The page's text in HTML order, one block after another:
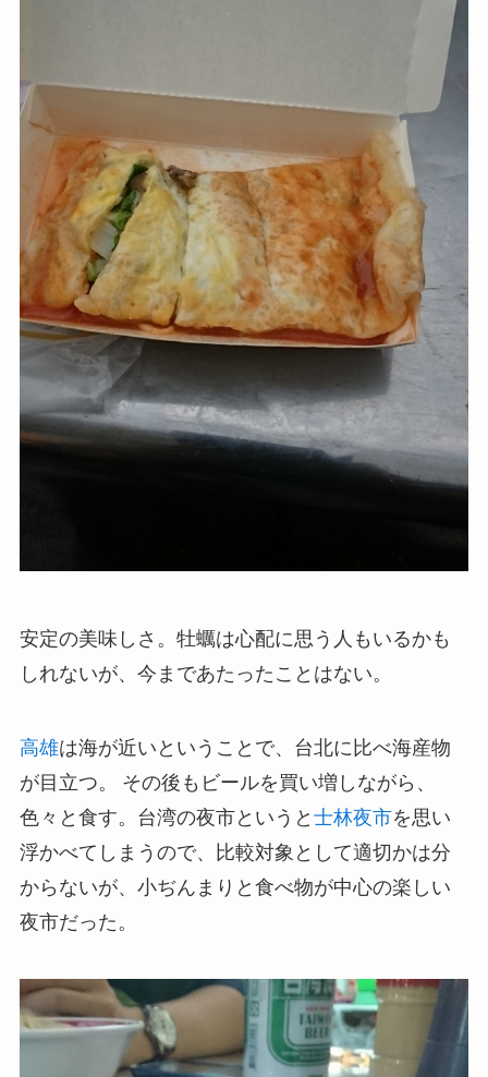
安定の美味しさ。牡蠣は心配に思う人もいるかも
しれないが、今まであたったことはない。
高雄は海が近いということで、台北に比べ海産物
が目立つ。
その後もビールを買い増しながら、
色々と食す。台湾の夜市というと 士林夜市を思い
浮かべてしまうので、比較対象として適切かは分
からないが、小ぢんまりと食べ物が中心の楽しい
夜市だった。